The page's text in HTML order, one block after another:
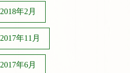
2018年2月
2017年11月
2017年6月